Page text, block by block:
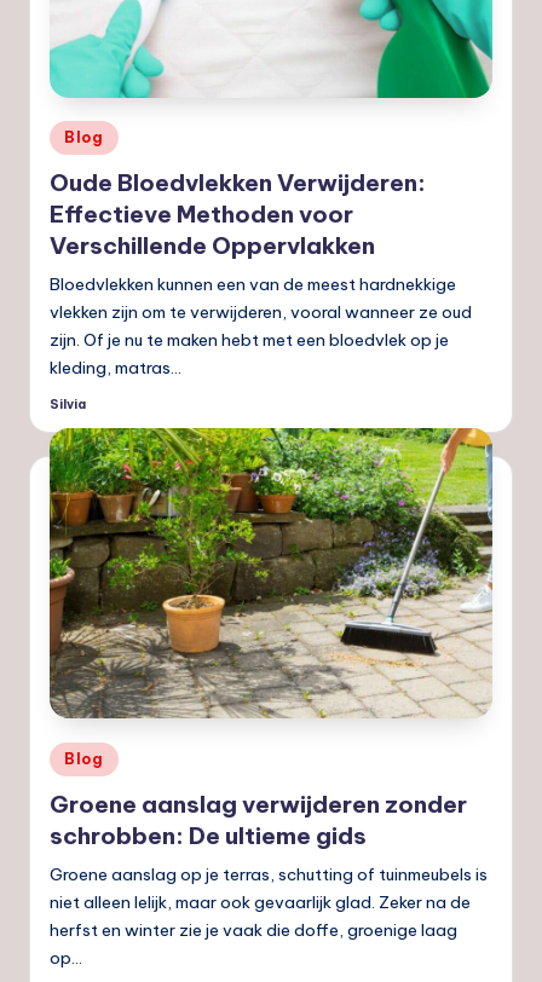
Geplaatst
in
Blog
Oude Bloedvlekken Verwijderen:
Effectieve Methoden voor
Verschillende Oppervlakken
Bloedvlekken kunnen een van de meest hardnekkige
vlekken zijn om te verwijderen, vooral wanneer ze oud
zijn. Of je nu te maken hebt met een bloedvlek op je
kleding, matras…
Geplaatst
door
Silvia
Geplaatst
in
Blog
Groene aanslag verwijderen zonder
schrobben: De ultieme gids
Groene aanslag op je terras, schutting of tuinmeubels is
niet alleen lelijk, maar ook gevaarlijk glad. Zeker na de
herfst en winter zie je vaak die doffe, groenige laag
op…